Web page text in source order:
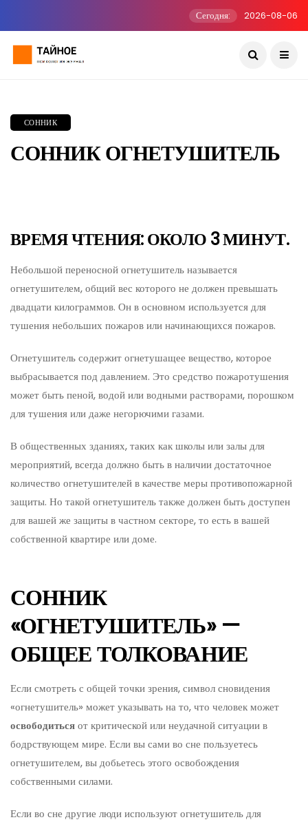
Сегодня: 2026-08-06
СОННИК
СОННИК ОГНЕТУШИТЕЛЬ
ВРЕМЯ ЧТЕНИЯ: ОКОЛО 3 МИНУТ.
Небольшой переносной огнетушитель называется
огнетушителем, общий вес которого не должен превышать
двадцати килограммов. Он в основном используется для
тушения небольших пожаров или начинающихся пожаров.
Огнетушитель содержит огнетушащее вещество, которое
выбрасывается под давлением. Это средство пожаротушения
может быть пеной, водой или водными растворами, порошком
для тушения или даже негорючими газами.
В общественных зданиях, таких как школы или залы для
мероприятий, всегда должно быть в наличии достаточное
количество огнетушителей в качестве меры противопожарной
защиты. Но такой огнетушитель также должен быть доступен
для вашей же защиты в частном секторе, то есть в вашей
собственной квартире или доме.
СОННИК
«ОГНЕТУШИТЕЛЬ» —
ОБЩЕЕ ТОЛКОВАНИЕ
Если смотреть с общей точки зрения, символ сновидения
«огнетушитель» может указывать на то, что человек может
освободитьсяот критической или неудачной ситуации в
бодрствующем мире. Если вы сами во сне пользуетесь
огнетушителем, вы добьетесь этого освобождения
собственными силами.
Если во сне другие люди используют огнетушитель для